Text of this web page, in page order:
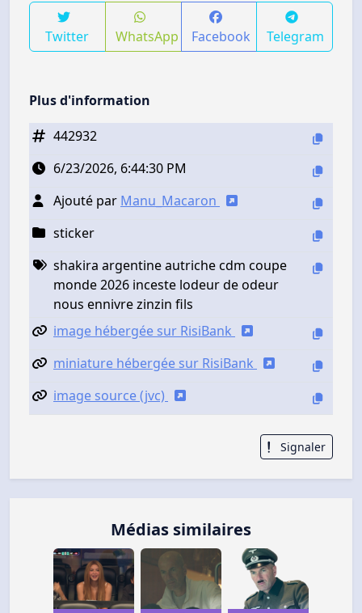
Twitter WhatsApp Facebook Telegram
Plus d'information
442932
6/23/2026, 6:44:30 PM
Ajouté par Manu_Macaron
sticker
shakira argentine autriche cdm coupe
monde 2026 inceste lodeur de odeur
nous ennivre zinzin fils
image hébergée sur RisiBank
miniature hébergée sur RisiBank
image source (jvc)
Signaler
Médias similaires